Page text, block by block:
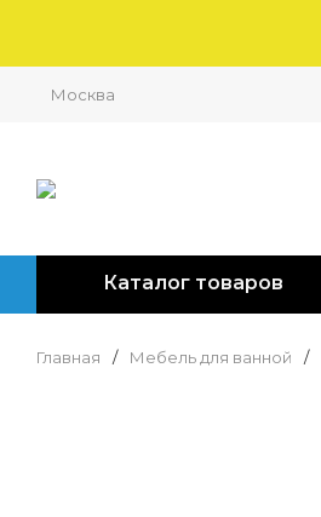
Москва
Каталог товаров
Главная / Мебель для ванной /